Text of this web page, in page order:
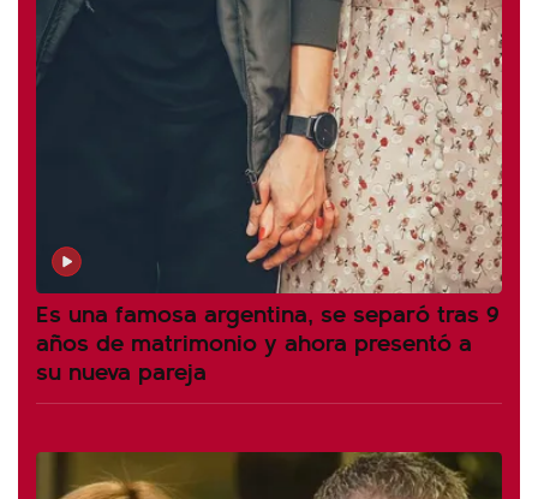
Es una famosa argentina, se separó tras 9
años de matrimonio y ahora presentó a
su nueva pareja